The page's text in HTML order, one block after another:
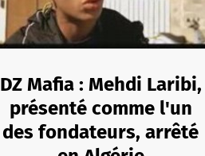
DZ Mafia : Mehdi Laribi,
présenté comme l'un
des fondateurs, arrêté